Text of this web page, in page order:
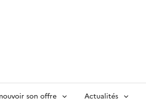
son offre Actualités